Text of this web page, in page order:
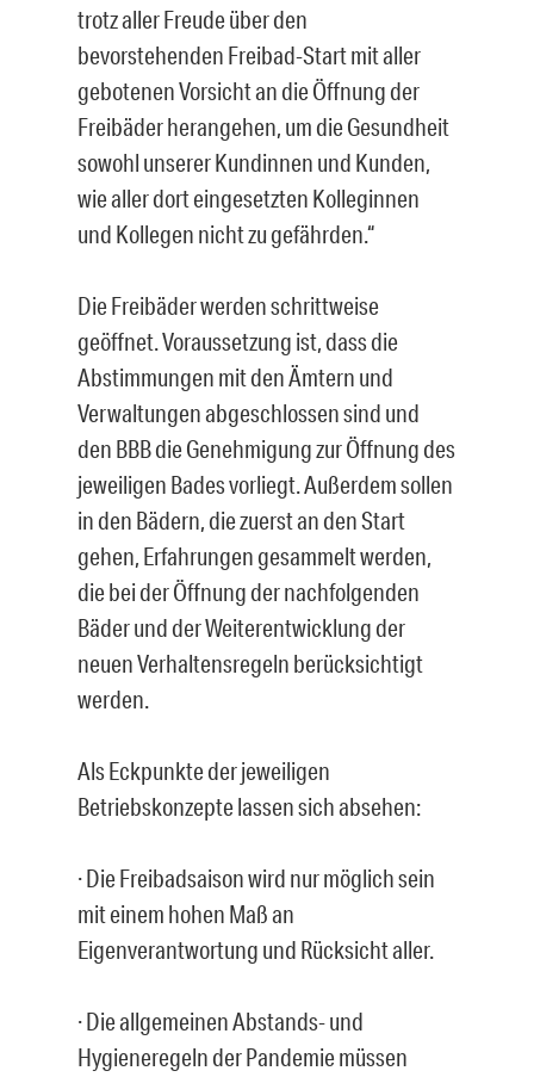
trotz aller Freude über den
bevorstehenden Freibad-Start mit aller
gebotenen Vorsicht an die Öffnung der
Freibäder herangehen, um die Gesundheit
sowohl unserer Kundinnen und Kunden,
wie aller dort eingesetzten Kolleginnen
und Kollegen nicht zu gefährden.“
Die Freibäder werden schrittweise
geöffnet. Voraussetzung ist, dass die
Abstimmungen mit den Ämtern und
Verwaltungen abgeschlossen sind und
den BBB die Genehmigung zur Öffnung des
jeweiligen Bades vorliegt. Außerdem sollen
in den Bädern, die zuerst an den Start
gehen, Erfahrungen gesammelt werden,
die bei der Öffnung der nachfolgenden
Bäder und der Weiterentwicklung der
neuen Verhaltensregeln berücksichtigt
werden.
Als Eckpunkte der jeweiligen
Betriebskonzepte lassen sich absehen:
· Die Freibadsaison wird nur möglich sein
mit einem hohen Maß an
Eigenverantwortung und Rücksicht aller.
· Die allgemeinen Abstands- und
Hygieneregeln der Pandemie müssen